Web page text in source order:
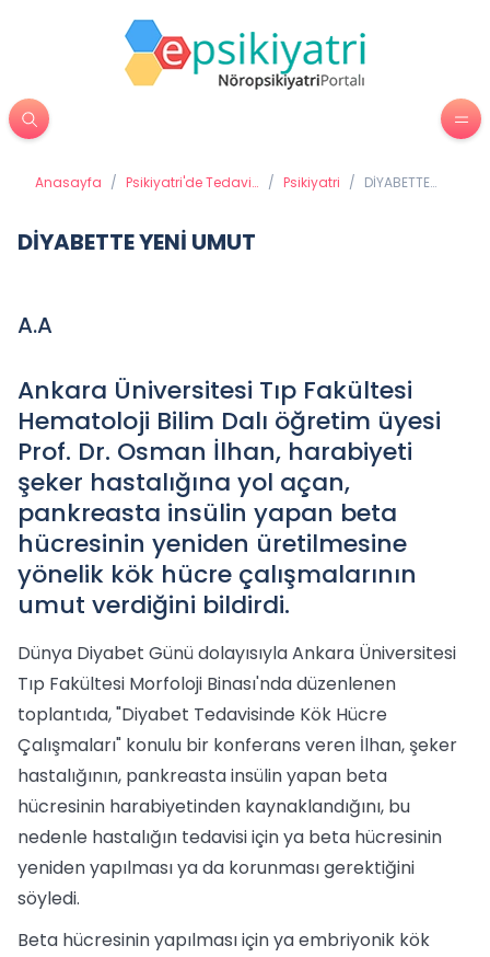
Anasayfa / Psikiyatri'de Tedavi
/ Psikiyatri / DİYABETTE
DİYABETTE YENİ UMUT
A.A
Ankara Üniversitesi Tıp Fakültesi
Hematoloji Bilim Dalı öğretim üyesi
Prof. Dr. Osman İlhan, harabiyeti
şeker hastalığına yol açan,
pankreasta insülin yapan beta
hücresinin yeniden üretilmesine
yönelik kök hücre çalışmalarının
umut verdiğini bildirdi.
Dünya Diyabet Günü dolayısıyla Ankara Üniversitesi
Tıp Fakültesi Morfoloji Binası'nda düzenlenen
toplantıda, "Diyabet Tedavisinde Kök Hücre
Çalışmaları" konulu bir konferans veren İlhan, şeker
hastalığının, pankreasta insülin yapan beta
hücresinin harabiyetinden kaynaklandığını, bu
nedenle hastalığın tedavisi için ya beta hücresinin
yeniden yapılması ya da korunması gerektiğini
söyledi.
Beta hücresinin yapılması için ya embriyonik kök